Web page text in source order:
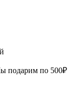
подарим по 500₽